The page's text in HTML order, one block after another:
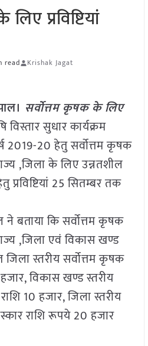
प्रविष्टियां
read Krishak Jagat
सर्वोत्तम कृषक के लिए
विस्तार सुधार कार्यक्रम
2019-20 हेतु सर्वोत्तम कृषक
,जिला के लिए उन्नतशील
25 सितम्बर तक
बताया कि सर्वोत्तम कृषक
,जिला एवं विकास खण्ड
स्तरीय सर्वोत्तम कृषक
विकास खण्ड स्तरीय
10 हजार, जिला स्तरीय
राशि रूपये 20 हजार